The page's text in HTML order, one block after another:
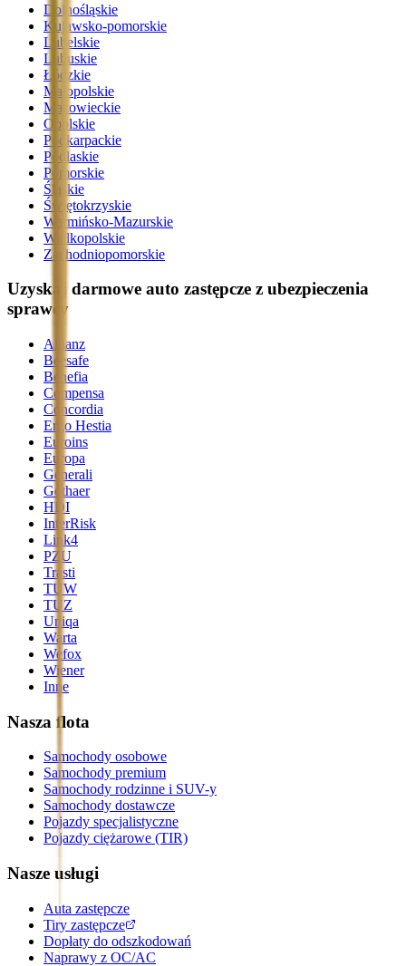
Dolnośląskie
Kujawsko-pomorskie
Lubelskie
Lubuskie
Łódzkie
Małopolskie
Mazowieckie
Opolskie
Podkarpackie
Podlaskie
Pomorskie
Śląskie
Świętokrzyskie
Warmińsko-Mazurskie
Wielkopolskie
Zachodniopomorskie
Uzyskaj darmowe auto zastępcze z ubezpieczenia
sprawcy
Allianz
Beesafe
Benefia
Compensa
Concordia
Ergo Hestia
Euroins
Europa
Generali
Gothaer
HDI
InterRisk
Link4
PZU
Trasti
TUW
TUZ
Uniqa
Warta
Wefox
Wiener
Inne
Nasza flota
Samochody osobowe
Samochody premium
Samochody rodzinne i SUV-y
Samochody dostawcze
Pojazdy specjalistyczne
Pojazdy ciężarowe (TIR)
Nasze usługi
Auta zastępcze
Tiry zastępcze
Dopłaty do odszkodowań
Naprawy z OC/AC